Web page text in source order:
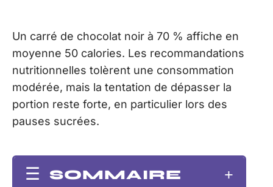
Un carré de chocolat noir à 70 % affiche en
moyenne 50 calories. Les recommandations
nutritionnelles tolèrent une consommation
modérée, mais la tentation de dépasser la
portion reste forte, en particulier lors des
pauses sucrées.
SOMMAIRE